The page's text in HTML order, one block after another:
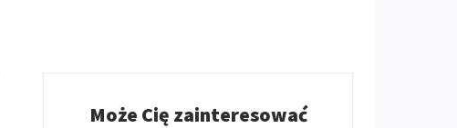
Może Cię zainteresować